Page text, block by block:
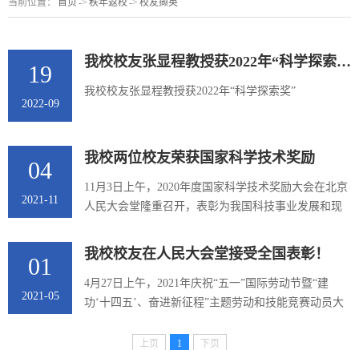
当前位置： 首页-> 秩年返校-> 校友撷英
19
2022-09
我校校友张显程教授获2022年“科学探索奖”
我校校友张显程教授获2022年“科学探索奖”
04
2021-11
我校两位校友荣获国家科学技术奖励
11月3日上午，2020年度国家科学技术奖励大会在北京
人民大会堂隆重召开，表彰为我国科技事业发展和现
国石化催化剂有限公司总经理、党委副书记焦阳为主
要完成人的烯烃可控配位聚合方法与高性能弹性体制
备技术项目荣获2020年度国家技术发明二等奖。焦
阳，男,1967年11月出生,辽宁抚顺人,中共党员,教授级
艺专业。2014年9月，任中国...
01
2021-05
我校校友在人民大会堂接受全国表彰！
4月27日上午，2021年庆祝“五一”国际劳动节暨“建
功‘十四五’、奋进新征程”主题劳动和技能竞赛动员大
人分获全国五一劳动奖状、奖章，1297个集体获全国
上页 1 下页